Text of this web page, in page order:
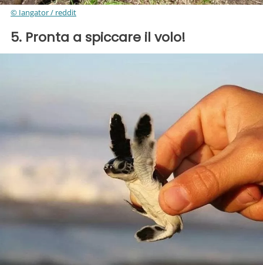
© Iangator / reddit
5. Pronta a spiccare il volo!